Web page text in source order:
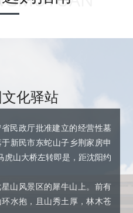
化驿站
民政厅批准建立的经营性墓
新民市东蛇山子乡荆家房申
山大桥左转即是，距沈阳约
山风景区的犀牛山上。前有
水抱，且山秀土厚，林木苍